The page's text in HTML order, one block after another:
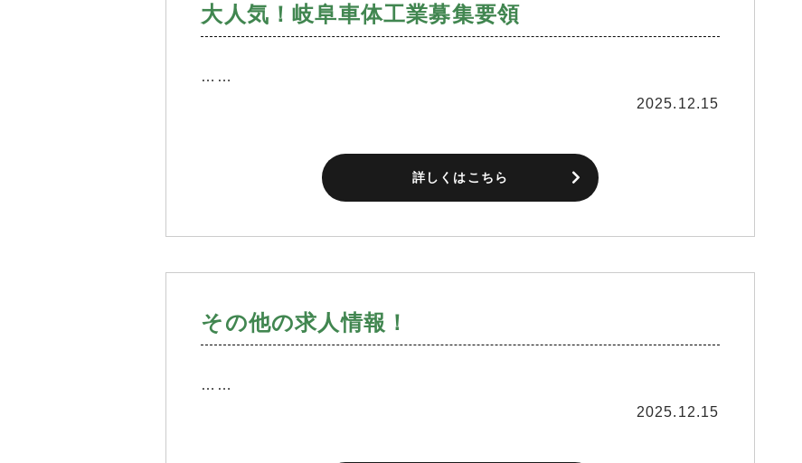
大人気！岐阜車体工業募集要領
……
2025.12.15
詳しくはこちら
その他の求人情報！
……
2025.12.15